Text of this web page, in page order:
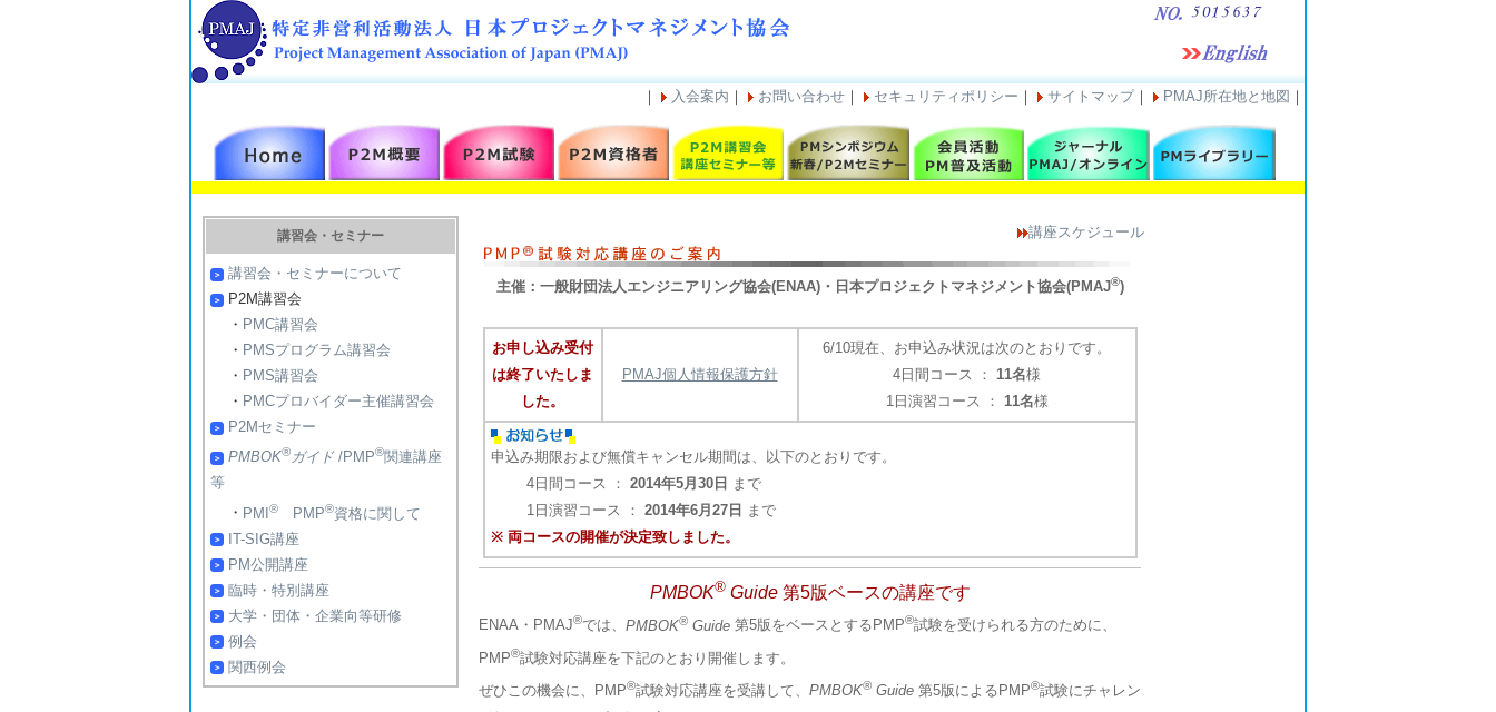
｜ 入会案内 ｜ お問い合わせ ｜ セキュリティポリシー ｜ サイトマップ｜ PMAJ所在地と地図 ｜
講習会・セミナー
講習会・セミナーについて
P2M講習会
・ PMC講習会
・ PMSプログラム講習会
・ PMS講習会
・ PMCプロバイダー主催講習会
P2Mセミナー
PMBOK®ガイド/PMP®関連講座
等
・ PMI® PMP®資格に関して
IT-SIG講座
PM公開講座
臨時・特別講座
大学・団体・企業向等研修
例会
関西例会
講座スケジュール
主催：一般財団法人エンジニアリング協会(ENAA)・日本プロジェクトマネジメント協会(PMAJ®)
お申し込み受付
は終了いたしま
した。
PMAJ個人情報保護方針
6/10現在、お申込み状況は次のとおりです。
4日間コース ： 11名様
1日演習コース ： 11名様
申込み期限および無償キャンセル期間は、以下のとおりです。
4日間コース ： 2014年5月30日 まで
1日演習コース ： 2014年6月27日 まで
※ 両コースの開催が決定致しました。
PMBOK®Guide 第5版ベースの講座です
ENAA・PMAJ®では、 PMBOK® Guide 第5版をベースとするPMP®試験を受けられる方のために、
PMP®試験対応講座を下記のとおり開催します。
ぜひこの機会に、PMP®試験対応講座を受講して、 PMBOK® Guide 第5版によるPMP®試験にチャレン